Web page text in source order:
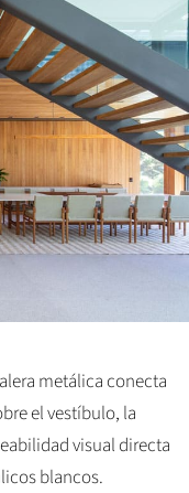
metálica conecta
el vestíbulo, la
visual directa
blancos.